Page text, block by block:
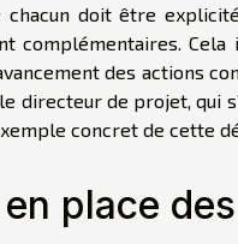
chacun doit être
complémentaires.
des actions
directeur de projet, qui
concret de cette
place